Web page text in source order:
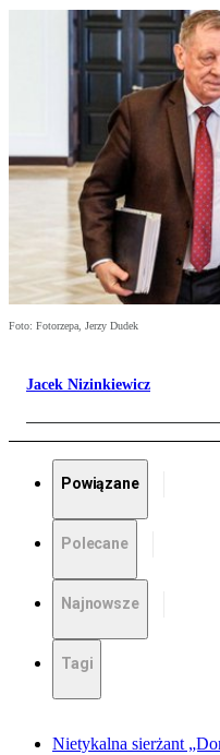
Foto: Fotorzepa, Jerzy Dudek
Jacek Nizinkiewicz
Powiązane
Polecane
Najnowsze
Tagi
Nietykalna sierżant